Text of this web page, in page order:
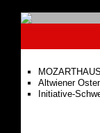
Burg
Altwiener
Initiative-